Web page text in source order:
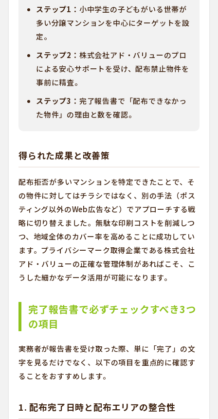
ステップ1： 小中学生の子どもがいる世帯が
多い分譲マンションを中心にターゲットを設
定。
ステップ2： 株式会社アド・バリューのプロ
による安心サポートを受け、配布禁止物件を
事前に精査。
ステップ3： 完了報告書で「配布できなかっ
た物件」の理由と数を確認。
得られた成果と改善策
配布拒否が多いマンションを特定できたことで、そ
の物件に対してはチラシではなく、別の手法（ポス
ティング以外のWeb広告など）でアプローチする戦
略に切り替えました。無駄な印刷コストを削減しつ
つ、地域全体のカバー率を高めることに成功してい
ます。プライバシーマーク取得企業である株式会社
アド・バリューの正確な管理体制があればこそ、こ
うした細かなデータ活用が可能になります。
完了報告書で必ずチェックすべき3つ
の項目
実務者が報告書を受け取った際、単に「完了」の文
字を見るだけでなく、以下の項目を重点的に確認す
ることをおすすめします。
1. 配布完了日時と配布エリアの整合性